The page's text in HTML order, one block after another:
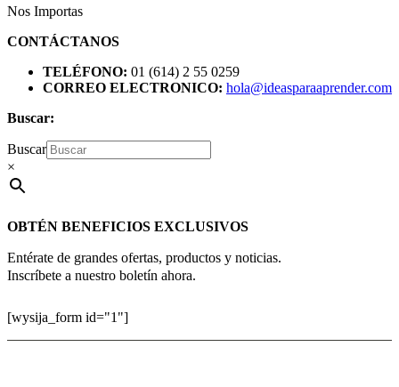
Nos Importas
CONTÁCTANOS
TELÉFONO: 01 (614) 2 55 0259
CORREO ELECTRONICO: hola@ideasparaaprender.com
Buscar:
Buscar
×
OBTÉN BENEFICIOS EXCLUSIVOS
Entérate de grandes ofertas, productos y noticias.
Inscríbete a nuestro boletín ahora.
[wysija_form id="1"]